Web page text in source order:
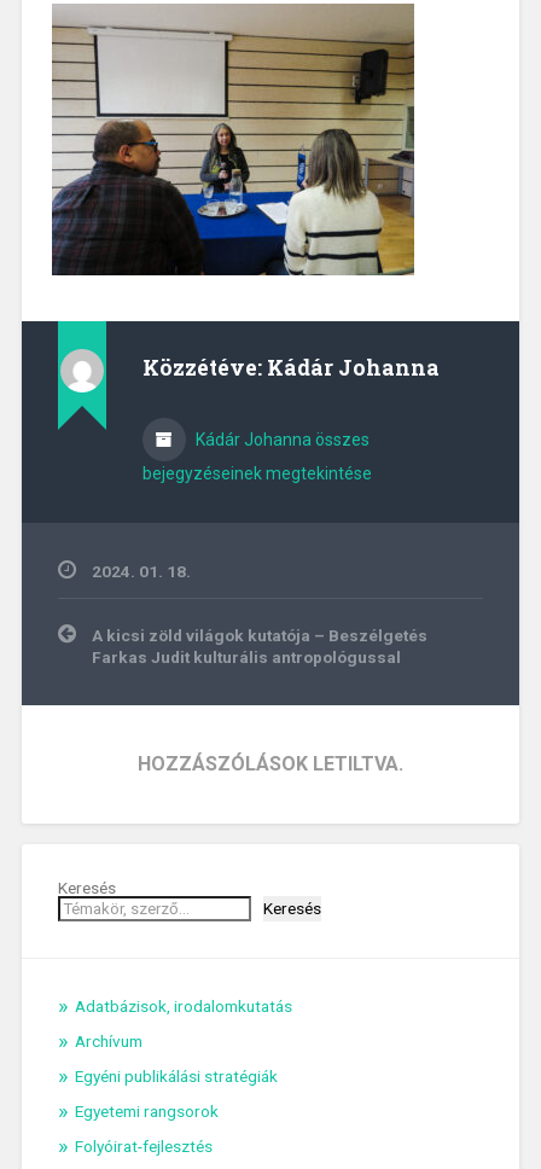
Közzétéve: Kádár Johanna
Kádár Johanna összes
bejegyzéseinek megtekintése
2024. 01. 18.
Bejegyzés
navigáció
A kicsi zöld világok kutatója – Beszélgetés
Farkas Judit kulturális antropológussal
HOZZÁSZÓLÁSOK LETILTVA.
Keresés
Keresés
Adatbázisok, irodalomkutatás
Archívum
Egyéni publikálási stratégiák
Egyetemi rangsorok
Folyóirat-fejlesztés